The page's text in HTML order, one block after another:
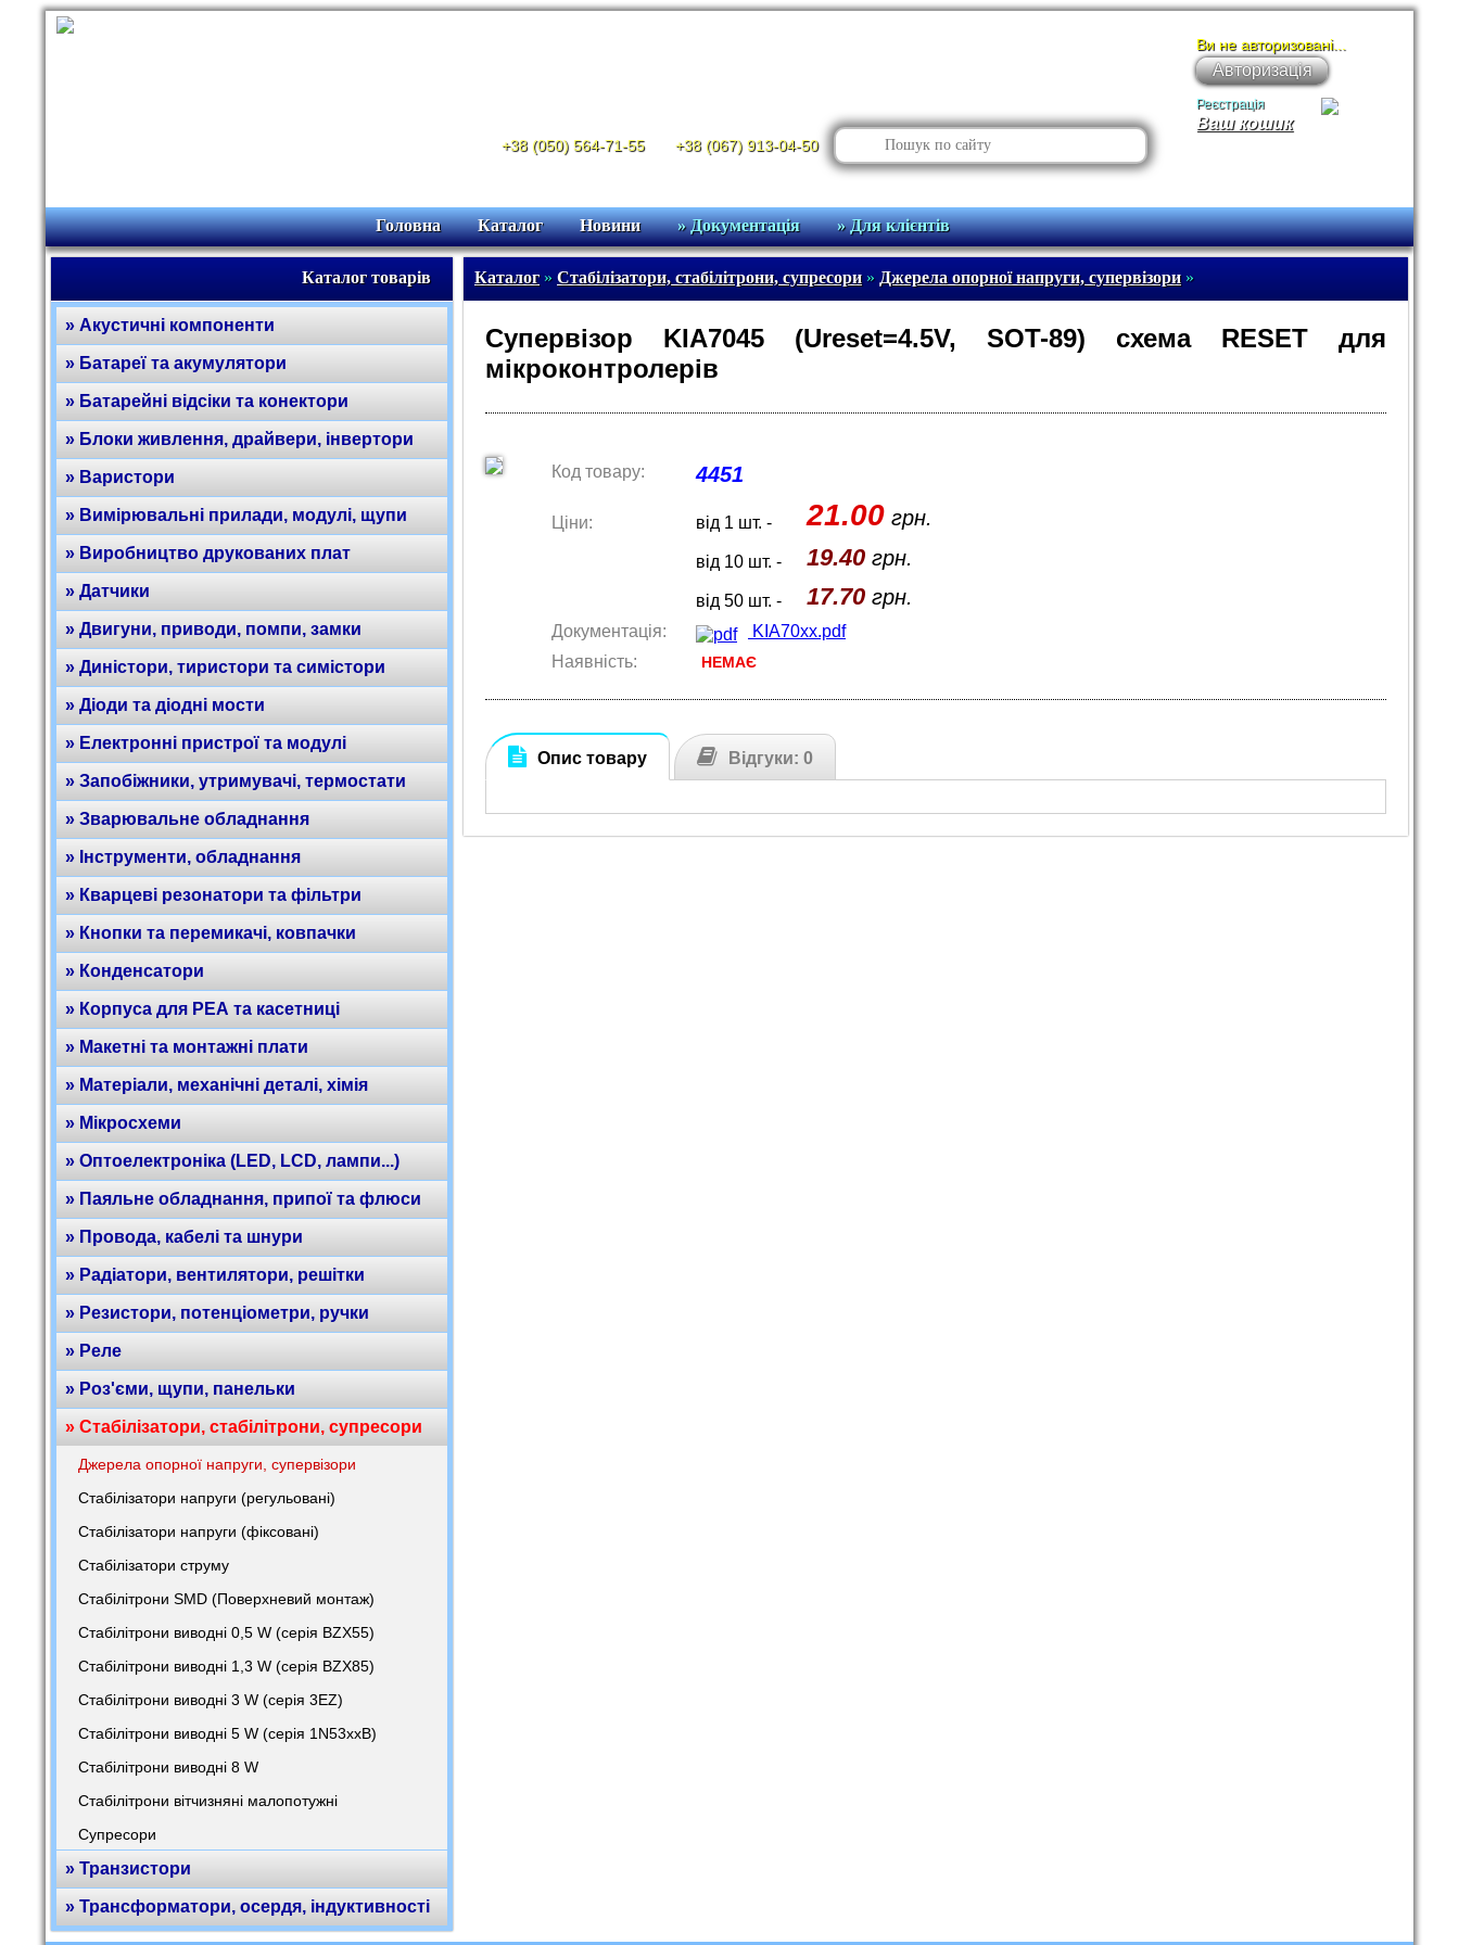
+38 (050) 564-71-55 +38 (067) 913-04-50
Ваш кошик
Ви не авторизовані...
Авторизація
Реєстрація
Головна Каталог Новини » Документація » Для клієнтів
Каталог товарів
» Акустичні компоненти
» Батареї та акумулятори
» Батарейні відсіки та конектори
» Блоки живлення, драйвери, інвертори
» Варистори
» Вимірювальні прилади, модулі, щупи
» Виробництво друкованих плат
» Датчики
» Двигуни, приводи, помпи, замки
» Диністори, тиристори та симістори
» Діоди та діодні мости
» Електронні пристрої та модулі
» Запобіжники, утримувачі, термостати
» Зварювальне обладнання
» Інструменти, обладнання
» Кварцеві резонатори та фільтри
» Кнопки та перемикачі, ковпачки
» Конденсатори
» Корпуса для РЕА та касетниці
» Макетні та монтажні плати
» Матеріали, механічні деталі, хімія
» Мікросхеми
» Оптоелектроніка (LED, LCD, лампи...)
» Паяльне обладнання, припої та флюси
» Провода, кабелі та шнури
» Радіатори, вентилятори, решітки
» Резистори, потенціометри, ручки
» Реле
» Роз'єми, щупи, панельки
» Стабілізатори, стабілітрони, супресори
Джерела опорної напруги, супервізори
Стабілізатори напруги (регульовані)
Стабілізатори напруги (фіксовані)
Стабілізатори струму
Стабілітрони SMD (Поверхневий монтаж)
Стабілітрони виводні 0,5 W (серія BZX55)
Стабілітрони виводні 1,3 W (серія BZX85)
Стабілітрони виводні 3 W (серія 3EZ)
Стабілітрони виводні 5 W (серія 1N53xxB)
Стабілітрони виводні 8 W
Стабілітрони вітчизняні малопотужні
Супресори
» Транзистори
» Трансформатори, осердя, індуктивності
Каталог» Стабілізатори, стабілітрони, супресори» Джерела опорної напруги, супервізори»
Супервізор KIA7045 (Ureset=4.5V, SOT-89) схема RESET для
мікроконтролерів
Код товару: 4451
Ціни: від 1 шт. - 21.00 грн.
від 10 шт. - 19.40 грн.
від 50 шт. - 17.70 грн.
Документація:
KIA70xx.pdf
Наявність:
НЕМАЄ
Опис товару Відгуки: 0